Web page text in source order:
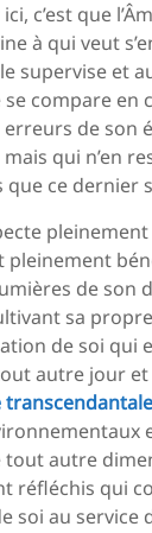
c’est que
à qui veut
supervise et
se compare en
de son
qui n’en
ce dernier
pleinement
de son
sa
de soi qui
autre jour
autre
réfléchis qui
soi au service